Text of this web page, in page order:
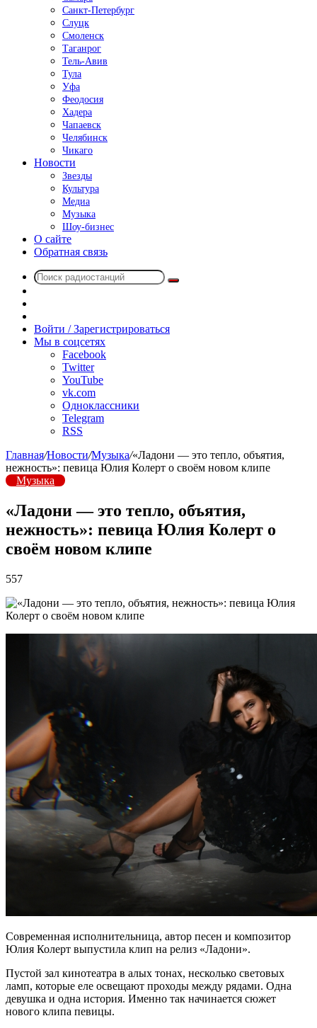
Санкт-Петербург
Слуцк
Смоленск
Таганрог
Тель-Авив
Тула
Уфа
Феодосия
Хадера
Чапаевск
Челябинск
Чикаго
Новости
Звезды
Культура
Медиа
Музыка
Шоу-бизнес
О сайте
Обратная связь
Поиск
радио
Войти / Зарегистрироваться
Мы в соцсетях
Facebook
Twitter
YouTube
vk.com
Одноклассники
Telegram
RSS
Главная/Новости/Музыка/«Ладони — это тепло, объятия,
нежность»: певица Юлия Колерт о своём новом клипе
Музыка
«Ладони — это тепло, объятия,
нежность»: певица Юлия Колерт о
своём новом клипе
557
Современная исполнительница, автор песен и композитор
Юлия Колерт выпустила клип на релиз «Ладони».
Пустой зал кинотеатра в алых тонах, несколько световых
ламп, которые еле освещают проходы между рядами. Одна
девушка и одна история. Именно так начинается сюжет
нового клипа певицы.